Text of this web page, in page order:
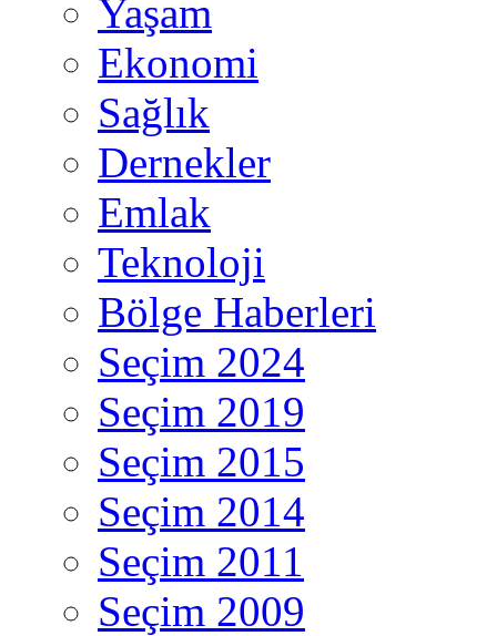
Yaşam
Ekonomi
Sağlık
Dernekler
Emlak
Teknoloji
Bölge Haberleri
Seçim 2024
Seçim 2019
Seçim 2015
Seçim 2014
Seçim 2011
Seçim 2009